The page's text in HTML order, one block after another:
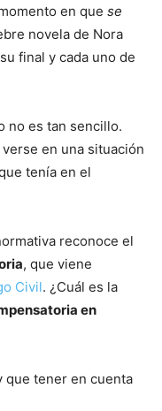
en que se
novela de Nora
final y cada uno de
no es tan sencillo.
en una situación
tenía en el
reconoce el
, que viene
Civil. ¿Cuál es la
en
que tener en cuenta